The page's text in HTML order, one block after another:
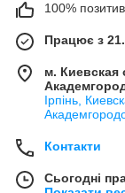
100%
Працює з
м. Киевская
Ірпінь,
Контакти
Сьогодні